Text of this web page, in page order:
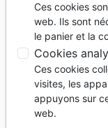
Accueil Bibles
Bible Segond
blanc/bleu
Bible
écoute
Segond 1910
Ces cookies
web. Ils sont
le panier et la
Cookies
Ces cookies
visites, les
appuyons sur
web.